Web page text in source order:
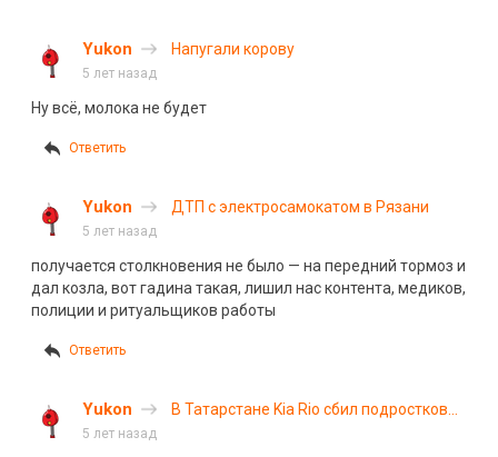
Yukon Напугали корову
5 лет назад
Ну всё, молока не будет
Ответить
Yukon ДТП с электросамокатом в Рязани
5 лет назад
получается столкновения не было — на передний тормоз и
дал козла, вот гадина такая, лишил нас контента, медиков,
полиции и ритуальщиков работы
Ответить
Yukon
В Татарстане Kia Rio сбил подростков
5 лет назад